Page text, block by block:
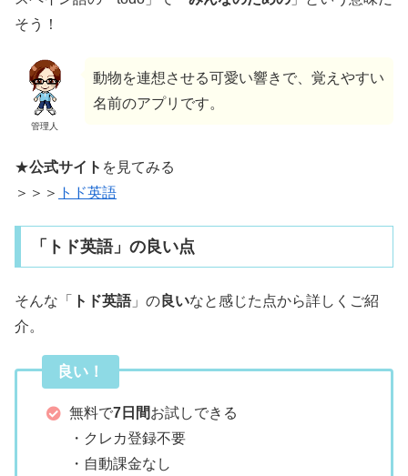
そう！
管理人
動物を連想させる可愛い響きで、覚えやすい
名前のアプリです。
★公式サイト を見てみる
＞＞＞ トド英語
「トド英語」の良い点
そんな「 トド英語」の 良いなと感じた点から詳しくご紹
介。
良い！
無料で7日間お試しできる
・クレカ登録不要
・自動課金なし